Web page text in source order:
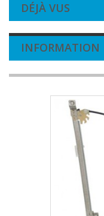
DÉJÀ VUS
INFORMATION